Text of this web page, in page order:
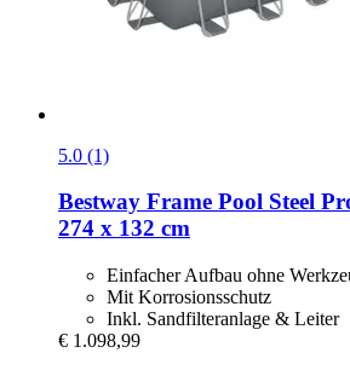
5.0 (1)
Bestway Frame Pool Steel
274 x 132 cm
Einfacher Aufbau ohne
Mit Korrosionsschutz
Inkl. Sandfilteranlage & Leiter
€ 1.098,99